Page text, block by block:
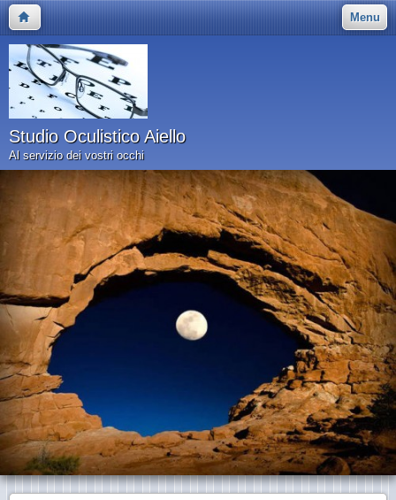
Menu
Studio Oculistico Aiello
Al servizio dei vostri occhi